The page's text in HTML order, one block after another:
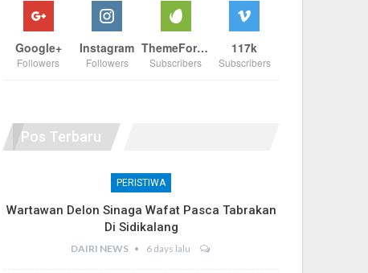
Google+
Followers
Instagram
Followers
ThemeForest
Subscribers
117k
Subscribers
Pos Terbaru
PERISTIWA
Wartawan Delon Sinaga Wafat Pasca Tabrakan
Di Sidikalang
DAIRI NEWS 6 days lalu